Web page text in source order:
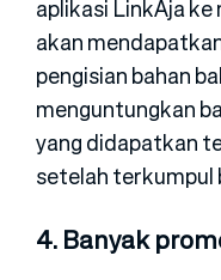
aplikasi LinkAja
akan
pengisian bahan
menguntungkan
yang didapatkan
setelah terkumpul
4. Banyak